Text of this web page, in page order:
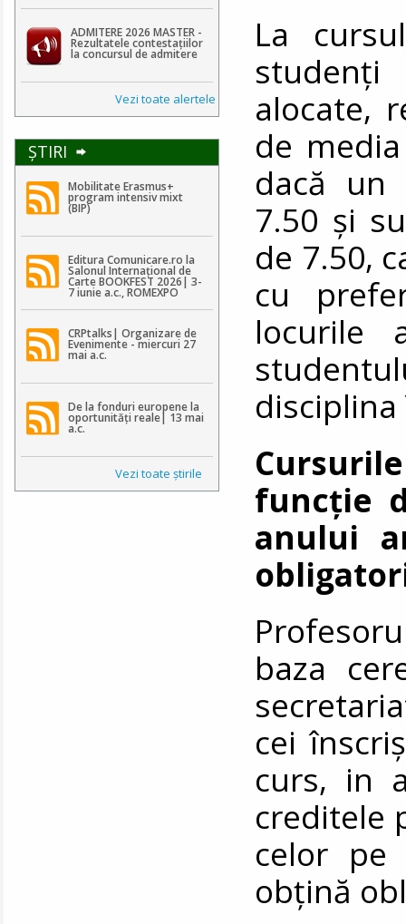
ADMITERE 2026 MASTER -
Rezultatele contestaţiilor
la concursul de admitere
Vezi toate alertele
ŞTIRI
Mobilitate Erasmus+
program intensiv mixt
(BIP)
Editura Comunicare.ro la
Salonul Internațional de
Carte BOOKFEST 2026| 3-
7 iunie a.c., ROMEXPO
CRPtalks| Organizare de
Evenimente - miercuri 27
mai a.c.
De la fonduri europene la
oportunități reale| 13 mai
a.c.
Vezi toate ştirile
La
alocate,
de
dacă un
7.50 și
de 7.50,
cu
locurile
disciplina
funcție
anului
baza
cei
curs, in
creditele
celor pe
obțină